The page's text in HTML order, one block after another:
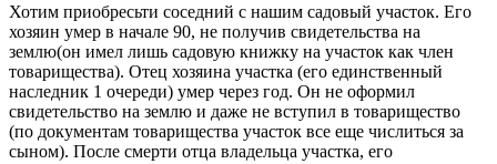
Хотим приобресьти соседний с нашим садовый участок. Его
хозяин умер в начале 90, не получив свидетельства на
землю(он имел лишь садовую книжку на участок как член
товарищества). Отец хозяина участка (его единственный
наследник 1 очереди) умер через год. Он не оформил
свидетельство на землю и даже не вступил в товарищество
(по документам товарищества участок все еще числиться за
сыном). После смерти отца владельца участка, его